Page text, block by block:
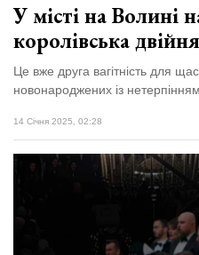
У місті на Волині
королівська
Це вже друга вагітність для
новонароджених із
14 Січня 2025, 02:28